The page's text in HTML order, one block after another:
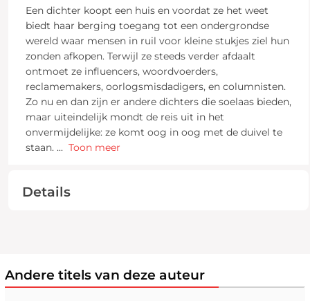
Een dichter koopt een huis en voordat ze het weet
biedt haar berging toegang tot een ondergrondse
wereld waar mensen in ruil voor kleine stukjes ziel hun
zonden afkopen. Terwijl ze steeds verder afdaalt
ontmoet ze influencers, woordvoerders,
reclamemakers, oorlogsmisdadigers, en columnisten.
Zo nu en dan zijn er andere dichters die soelaas bieden,
maar uiteindelijk mondt de reis uit in het
onvermijdelijke: ze komt oog in oog met de duivel te
staan. ... Toon meer
Details
Andere titels van deze auteur